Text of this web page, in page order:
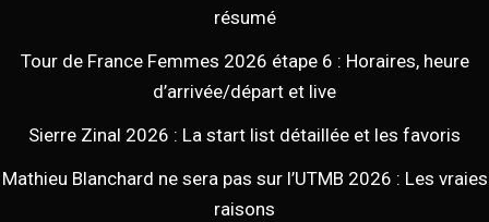
résumé
Tour de France Femmes 2026 étape 6 : Horaires, heure
d’arrivée/départ et live
Sierre Zinal 2026 : La start list détaillée et les favoris
Mathieu Blanchard ne sera pas sur l’UTMB 2026 : Les vraies
raisons